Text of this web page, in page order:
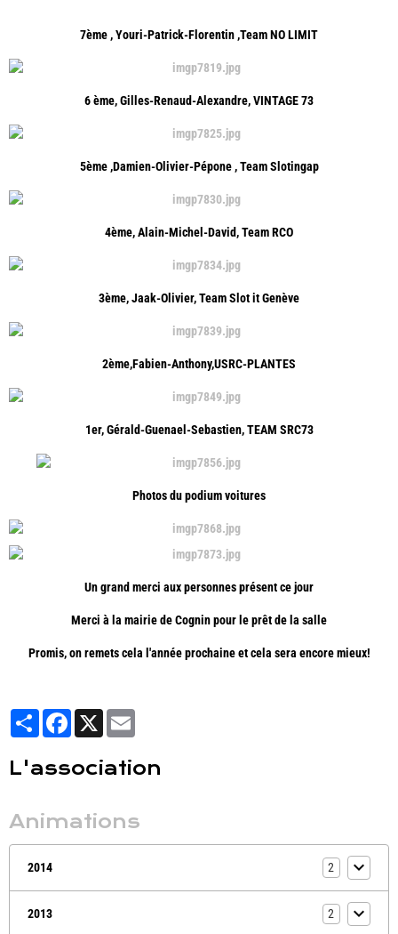
7ème , Youri-Patrick-Florentin ,Team NO LIMIT
6 ème, Gilles-Renaud-Alexandre, VINTAGE 73
5ème ,Damien-Olivier-Pépone , Team Slotingap
4ème, Alain-Michel-David, Team RCO
3ème, Jaak-Olivier, Team Slot it Genève
2ème,Fabien-Anthony,USRC-PLANTES
1er, Gérald-Guenael-Sebastien, TEAM SRC73
Photos du podium voitures
Un grand merci aux personnes présent ce jour
Merci à la mairie de Cognin pour le prêt de la salle
Promis, on remets cela l'année prochaine et cela sera encore mieux!
PartagerFacebook
X
L'association
Animations
2014 2
2013 2